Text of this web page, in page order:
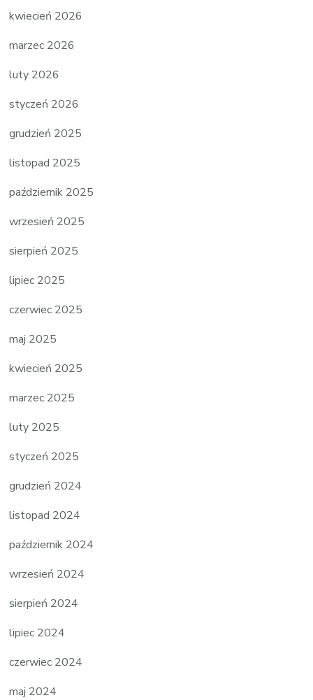
kwiecień 2026
marzec 2026
luty 2026
styczeń 2026
grudzień 2025
listopad 2025
październik 2025
wrzesień 2025
sierpień 2025
lipiec 2025
czerwiec 2025
maj 2025
kwiecień 2025
marzec 2025
luty 2025
styczeń 2025
grudzień 2024
listopad 2024
październik 2024
wrzesień 2024
sierpień 2024
lipiec 2024
czerwiec 2024
maj 2024